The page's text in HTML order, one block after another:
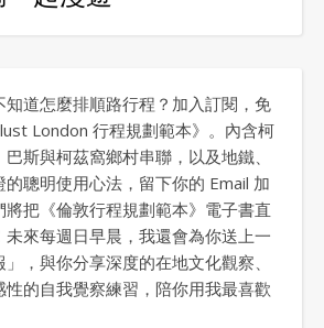
知道怎麼排順路行程？加入訂閱，免
London 行程規劃範本》。內含柯
斯與柯茲窩鄉村串聯，以及地鐵、
聰明使用心法，留下你的 Email 加
將把《倫敦行程規劃範本》電子書直
來每週日早晨，我還會為你送上一
，與你分享深度的在地文化觀察、
的自我覺察練習，陪你用我最喜歡